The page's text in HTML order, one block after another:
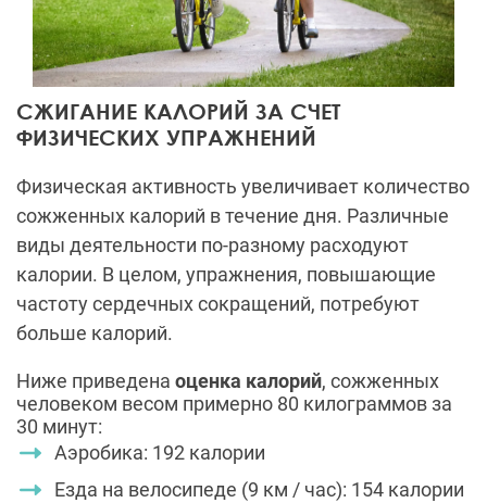
СЖИГАНИЕ КАЛОРИЙ ЗА СЧЕТ
ФИЗИЧЕСКИХ УПРАЖНЕНИЙ
Физическая активность увеличивает количество
сожженных калорий в течение дня. Различные
виды деятельности по-разному расходуют
калории. В целом, упражнения, повышающие
частоту сердечных сокращений, потребуют
больше калорий.
Ниже приведена оценка калорий, сожженных
человеком весом примерно 80 килограммов за
30 минут:
Аэробика: 192 калории
Езда на велосипеде (9 км / час): 154 калории